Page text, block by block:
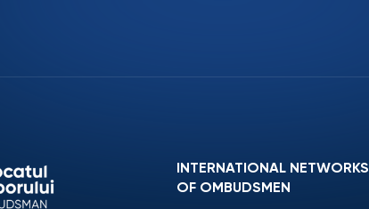
INTERNATIONAL NETWORKS
OF OMBUDSMEN